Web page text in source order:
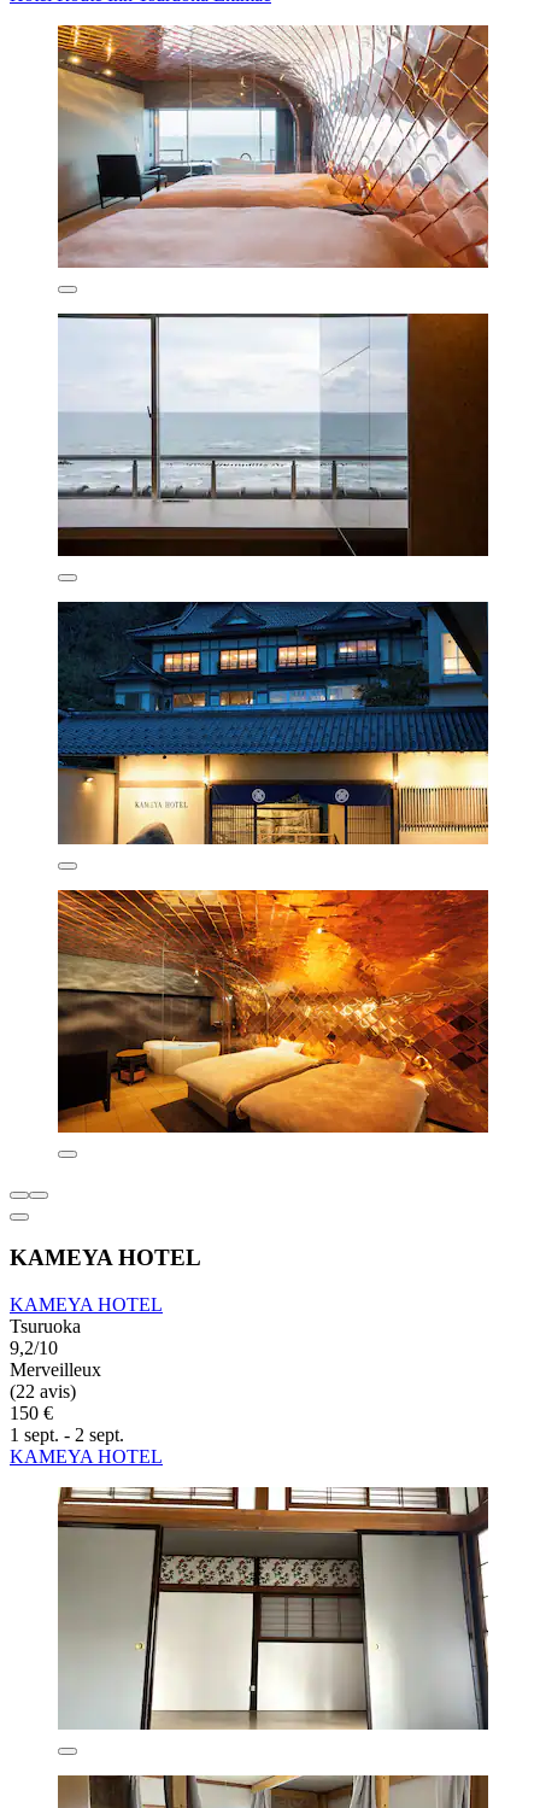
KAMEYA HOTEL
KAMEYA HOTEL
Tsuruoka
9,2/10
Merveilleux
(22 avis)
150 €
1 sept. - 2 sept.
KAMEYA HOTEL